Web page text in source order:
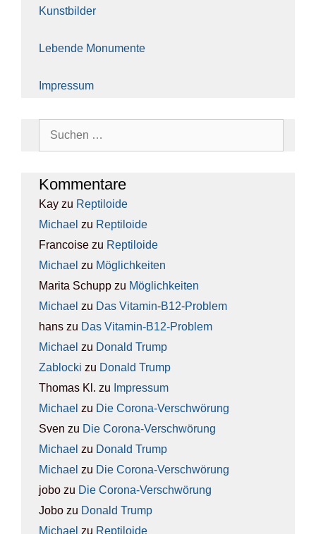
Kunst­bil­der
Leben­de Monu­men­te
Impres­sum
Kom­men­ta­re
Kay zu Rep­ti­lo­ide
Michael zu Rep­ti­lo­ide
Francoise zu Rep­ti­lo­ide
Michael zu Mög­lich­kei­ten
Marita Schupp zu Mög­lich­kei­ten
Michael zu Das Vit­amin-B12-Pro­blem
hans zu Das Vit­amin-B12-Pro­blem
Michael zu Donald Trump
Zablocki zu Donald Trump
Thomas Kl. zu Impres­sum
Michael zu Die Coro­na-Ver­schwö­rung
Sven zu Die Coro­na-Ver­schwö­rung
Michael zu Donald Trump
Michael zu Die Coro­na-Ver­schwö­rung
jobo zu Die Coro­na-Ver­schwö­rung
Jobo zu Donald Trump
Michael zu Rep­ti­lo­ide